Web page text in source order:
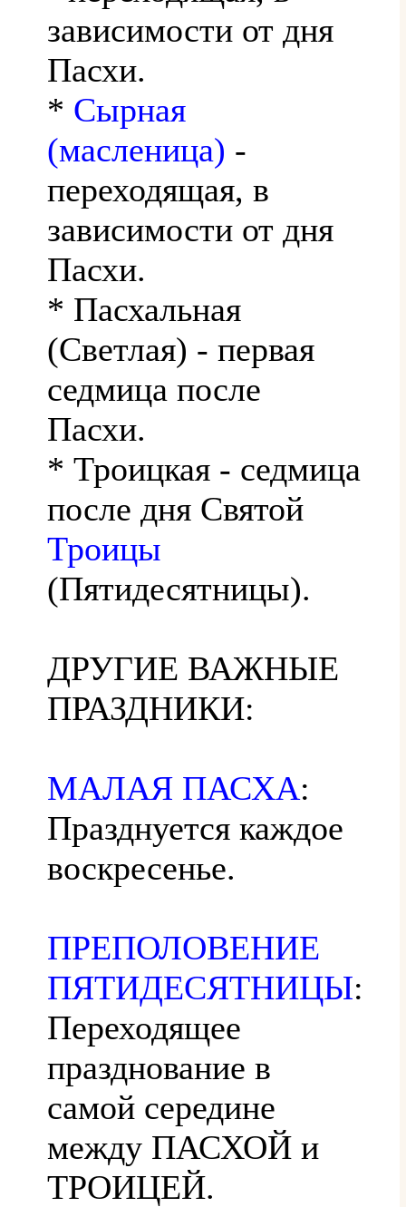
зависимости от дня
Пасхи.
* Сырная
(масленица) -
переходящая, в
зависимости от дня
Пасхи.
* Пасхальная
(Светлая) - первая
седмица после
Пасхи.
* Троицкая - седмица
после дня Святой
Троицы
(Пятидесятницы).
ДРУГИЕ ВАЖНЫЕ
ПРАЗДНИКИ:
МАЛАЯ ПАСХА:
Празднуется каждое
воскресенье.
ПРЕПОЛОВЕНИЕ
ПЯТИДЕСЯТНИЦЫ:
Переходящее
празднование в
самой середине
между ПАСХОЙ и
ТРОИЦЕЙ.